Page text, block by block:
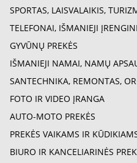
SPORTAS, LAISVALAIKIS,
TELEFONAI, IŠMANIEJI
GYVŪNŲ PREKĖS
IŠMANIEJI NAMAI, NAMŲ
SANTECHNIKA, REMONTAS,
FOTO IR VIDEO ĮRANGA
AUTO-MOTO PREKĖS
PREKĖS VAIKAMS IR
BIURO IR KANCELIARINĖS